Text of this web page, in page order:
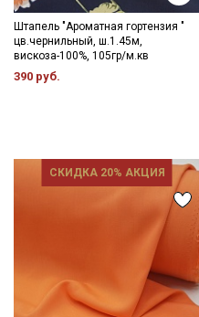
Штапель "Ароматная гортензия "
цв.чернильный, ш.1.45м,
вискоза-100%, 105гр/м.кв
390 руб.
СКИДКА 20% АКЦИЯ